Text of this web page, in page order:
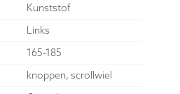
Kunststof
Links
165-185
knoppen, scrollwiel